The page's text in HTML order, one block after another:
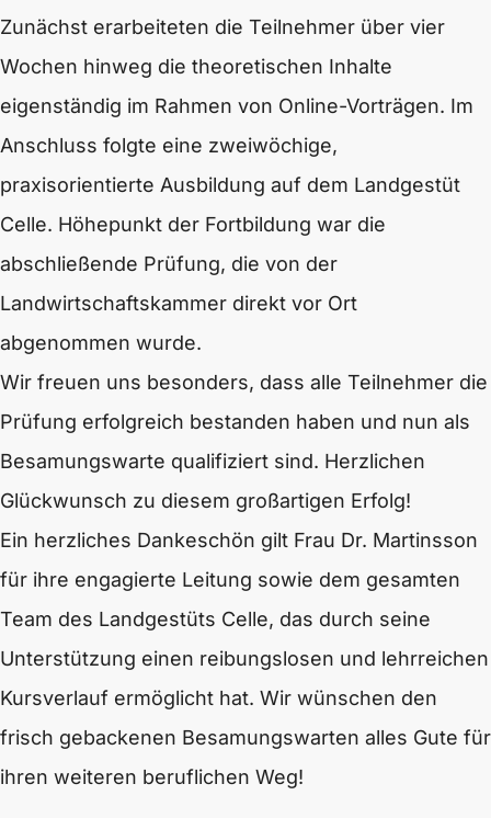
Zunächst erarbeiteten die Teilnehmer über vier
Wochen hinweg die theoretischen Inhalte
eigenständig im Rahmen von Online-Vorträgen. Im
Anschluss folgte eine zweiwöchige,
praxisorientierte Ausbildung auf dem Landgestüt
Celle. Höhepunkt der Fortbildung war die
abschließende Prüfung, die von der
Landwirtschaftskammer direkt vor Ort
abgenommen wurde.
Wir freuen uns besonders, dass alle Teilnehmer die
Prüfung erfolgreich bestanden haben und nun als
Besamungswarte qualifiziert sind. Herzlichen
Glückwunsch zu diesem großartigen Erfolg!
Ein herzliches Dankeschön gilt Frau Dr. Martinsson
für ihre engagierte Leitung sowie dem gesamten
Team des Landgestüts Celle, das durch seine
Unterstützung einen reibungslosen und lehrreichen
Kursverlauf ermöglicht hat. Wir wünschen den
frisch gebackenen Besamungswarten alles Gute für
ihren weiteren beruflichen Weg!